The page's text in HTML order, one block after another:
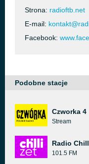
Strona: radioftb.net
E-mail:
Facebook:
Podobne stacje
Czworka 4
Stream
Radio Chill
101.5 FM